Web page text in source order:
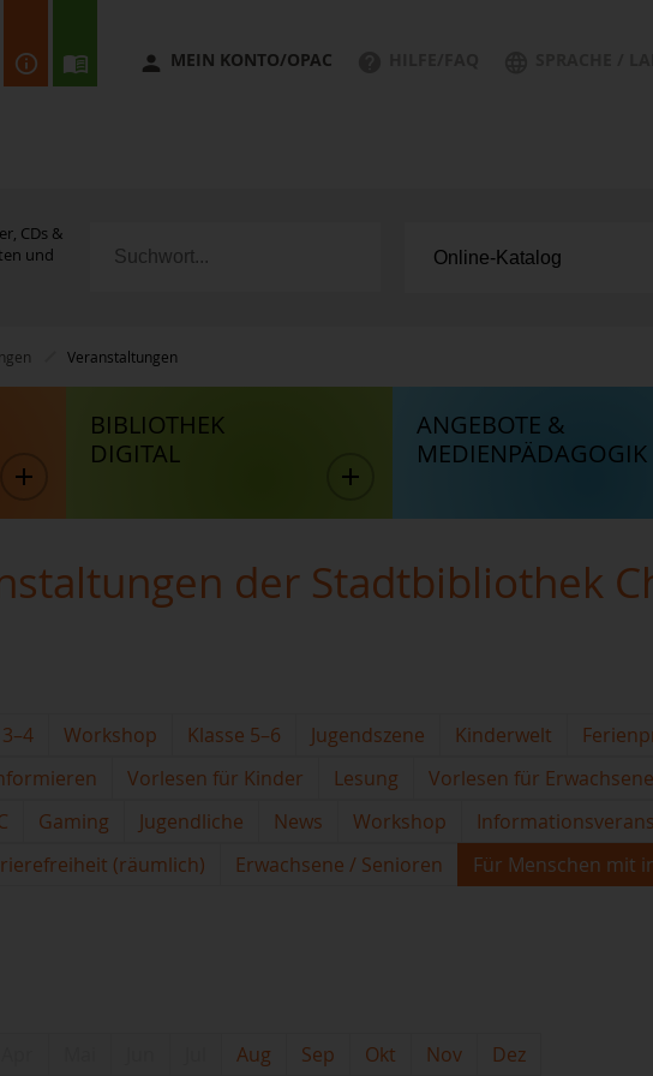
MEIN KONTO/OPAC
CDs &
und
Veranstaltungen
BIBLIOTHEK
DIGITAL
ANGEBOTE &
MEDIENPÄDAGOGIK
der Stadtbibliothek
Workshop Klasse 5–6 Jugendszene Kinderwelt
Vorlesen für Kinder Lesung Vorlesen für Erwachsene
Gaming Jugendliche News Workshop
(räumlich) Erwachsene / Senioren Für Menschen mit
Aug Sep Okt Nov Dez